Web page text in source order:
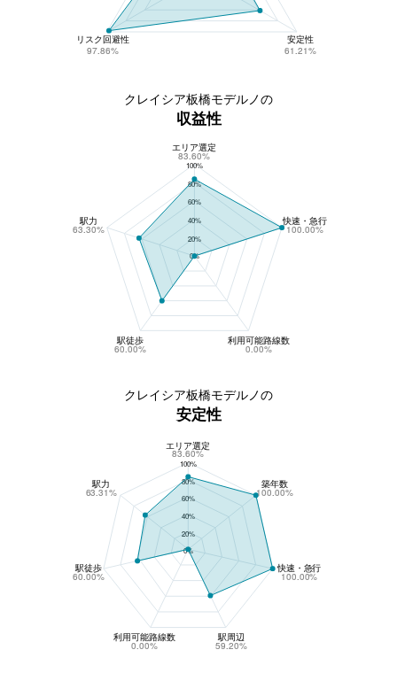
リスク回避性
97.86%
安定性
61.21%
クレイシア板橋モデルノの
収益性
クレイシア板橋モデルノの収益性
100%
80%
60%
40%
20%
0%
エリア選定
83.60%
駅力
63.30%
駅徒歩
60.00%
利用可能路線数
0.00%
快速・急行
100.00%
クレイシア板橋モデルノの
安定性
100%
80%
60%
40%
20%
0%
エリア選定
83.60%
駅力
63.31%
駅徒歩
60.00%
利用可能路線数
0.00%
駅周辺
59.20%
快速・急行
100.00%
築年数
100.00%